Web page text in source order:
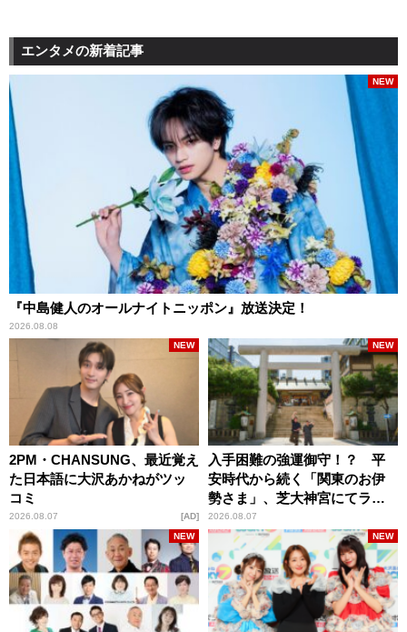
エンタメの新着記事
『中島健人のオールナイトニッポン』放送決定！
2026.08.08
NEW
2PM・CHANSUNG、最近覚え
た日本語に大沢あかねがツッ
コミ
2026.08.07
NEW
AD
入手困難の強運御守！？ 平
安時代から続く「関東のお伊
勢さま」、芝大神宮にてラン
パンプスが合格祈願！
2026.08.07
NEW
NEW NEW